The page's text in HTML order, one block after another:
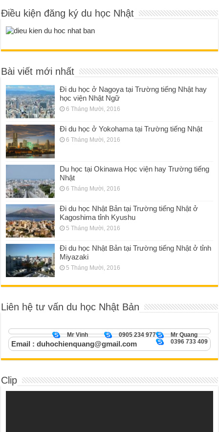
Điều kiện đăng ký du học Nhật
Bài viết mới nhất
Đi du học ở Nagoya tại Trường tiếng Nhật hay
học viện Nhật Ngữ
6 Tháng Mười, 2016
Đi du học ở Yokohama tại Trường tiếng Nhật
6 Tháng Mười, 2016
Du học tại Okinawa Học viện hay Trường tiếng
Nhật
6 Tháng Mười, 2016
Đi du học Nhật Bản tại Trường tiếng Nhật ở
Kagoshima tỉnh Kyushu
5 Tháng Mười, 2016
Đi du học Nhật Bản tại Trường tiếng Nhật ở tỉnh
Miyazaki
5 Tháng Mười, 2016
Liên hệ tư vấn du học Nhật Bản
Mr Quang
0905 234 977
Mr Vinh
0396 733 409
Email : duhochienquang@gmail.com
Clip